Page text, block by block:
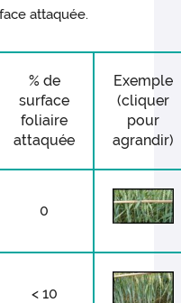
attaquée.
% de
surface
foliaire
attaquée
Exemple
(cliquer
pour
agrandir)
0
< 10